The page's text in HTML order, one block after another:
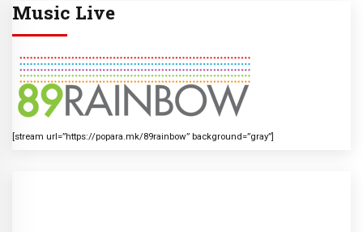
Music Live
[stream url=”https://popara.mk/89rainbow” background=”gray”]